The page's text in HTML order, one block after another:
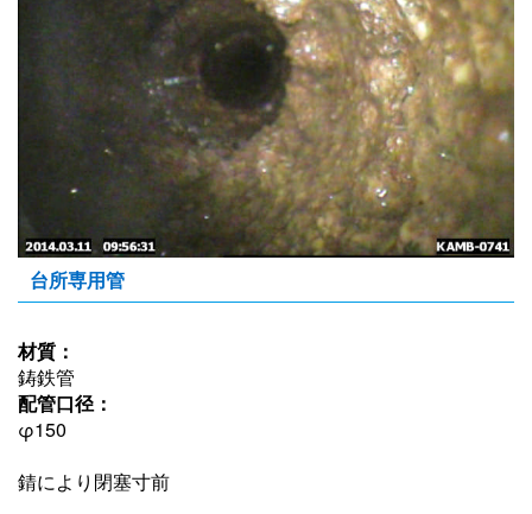
台所専用管
材質：
鋳鉄管
配管口径：
φ150
錆により閉塞寸前